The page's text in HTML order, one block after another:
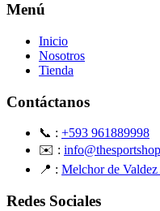
Menú
Inicio
Nosotros
Tienda
Contáctanos
📞 : +593 961889998
✉️ :
📍 : Melchor de
Redes Sociales